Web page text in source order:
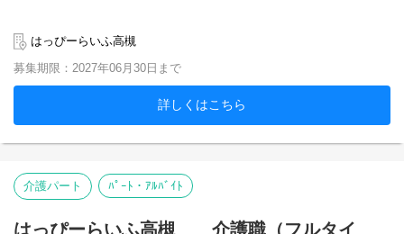
はっぴーらいふ高槻
募集期限：2027年06月30日まで
詳しくはこちら
介護パート ﾊﾟｰﾄ・ｱﾙﾊﾞｲﾄ
はっぴーらいふ高槻 介護職（フルタイ